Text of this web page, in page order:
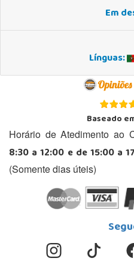
Em
Línguas:
Baseado
Horário de Atedimento ao
8:30 a 12:00 e de 15:00 a
(Somente dias úteis)